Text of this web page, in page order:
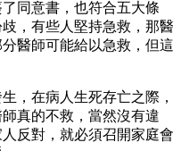
同意書，也符合五大條
，有些人堅持急救，那醫
醫師可能給以急救，但這
，在病人生死存亡之際，
真的不救，當然沒有違
反對，就必須召開家庭會